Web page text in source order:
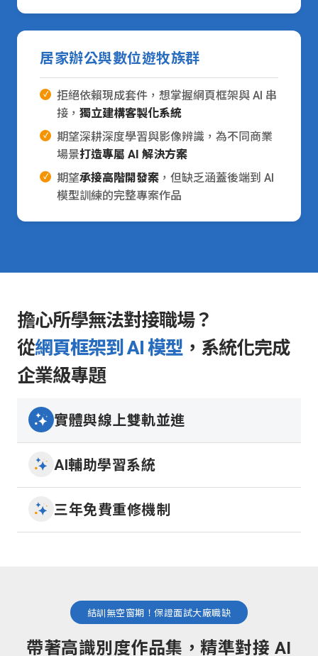
居家辦公與數位遊牧族群
拒絕依賴現成套件，想掌握網頁框架與 AI 串
接， 獨立建構客製化系統
期望深耕深度學習與影像辨識，為不同商業
場景打造專屬 AI 解決方案
期望承接高階開發案 ，但缺乏涵蓋後端到 AI
模型訓練的完整專案作品
擔心所學無法對接職場？
從網頁框架到 AI 模型 ，系統化完成
企業級專題
實體與線上雙軌並進
AI輔助學習系統
三年免費重修機制
結訓無空窗期！保證面試大廠職缺
帶著高識別度作品集，精準對接 AI